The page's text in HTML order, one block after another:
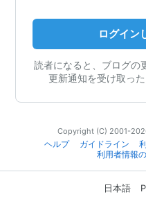
ログイン
読者になると、ブログの
更新通知を受け取っ
Copyright (C) 2001-
ヘルプ
ガイドライン
利用者情報
日本語